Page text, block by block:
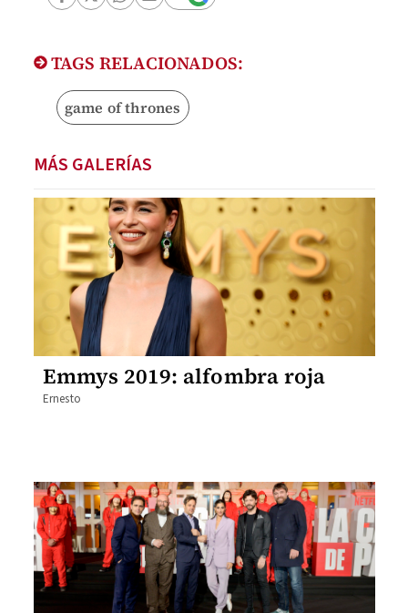
TAGS RELACIONADOS:
game of thrones
MÁS GALERÍAS
Emmys 2019: alfombra roja
Ernesto